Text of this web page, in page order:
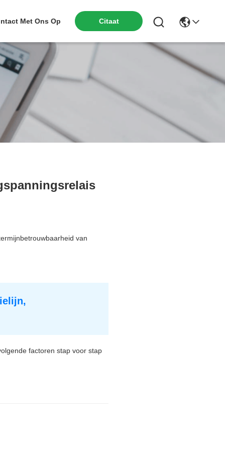
Met Ons Op Citaat
van
factoren stap voor stap